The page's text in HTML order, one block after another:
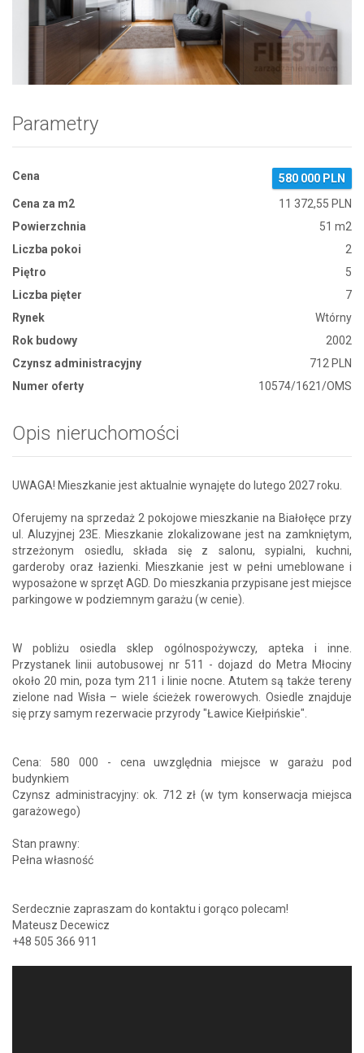
Zdjęcie 1
Parametry
Cena
580 000 PLN
Cena za m2
11 372,55 PLN
Powierzchnia
51 m2
Liczba pokoi
2
Piętro
5
Liczba pięter
7
Rynek
Wtórny
Rok budowy
2002
Czynsz administracyjny
712 PLN
Numer oferty
10574/1621/OMS
Opis nieruchomości
UWAGA! Mieszkanie jest aktualnie wynajęte do lutego 2027 roku.
Oferujemy na sprzedaż 2 pokojowe mieszkanie na Białołęce przy
ul. Aluzyjnej 23E. Mieszkanie zlokalizowane jest na zamkniętym,
strzeżonym osiedlu, składa się z salonu, sypialni, kuchni,
garderoby oraz łazienki. Mieszkanie jest w pełni umeblowane i
wyposażone w sprzęt AGD. Do mieszkania przypisane jest miejsce
parkingowe w podziemnym garażu (w cenie).
W pobliżu osiedla sklep ogólnospożywczy, apteka i inne.
Przystanek linii autobusowej nr 511 - dojazd do Metra Młociny
około 20 min, poza tym 211 i linie nocne. Atutem są także tereny
zielone nad Wisła – wiele ścieżek rowerowych. Osiedle znajduje
się przy samym rezerwacie przyrody "Ławice Kiełpińskie".
Cena: 580 000 - cena uwzględnia miejsce w garażu pod
budynkiem
Czynsz administracyjny: ok. 712 zł (w tym konserwacja miejsca
garażowego)
Stan prawny:
Pełna własność
Serdecznie zapraszam do kontaktu i gorąco polecam!
Mateusz Decewicz
+48 505 366 911